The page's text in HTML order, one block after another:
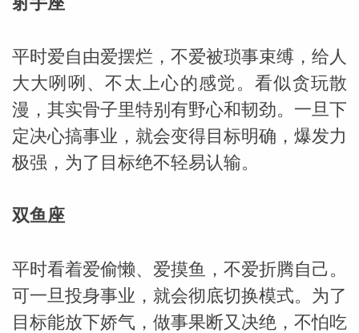
婆星座
平时爱自由爱摆烂，不爱被琐事束缚，给人
大大咧咧、不太上心的感觉。看似贪玩散
漫，其实骨子里特别有野心和韧劲。一旦下
定决心搞事业，就会变得目标明确，爆发力
极强，为了目标绝不轻易认输。
双鱼座
平时看着爱偷懒、爱摸鱼，不爱折腾自己。
可一旦投身事业，就会彻底切换模式。为了
目标能放下娇气，做事果断又决绝，不怕吃